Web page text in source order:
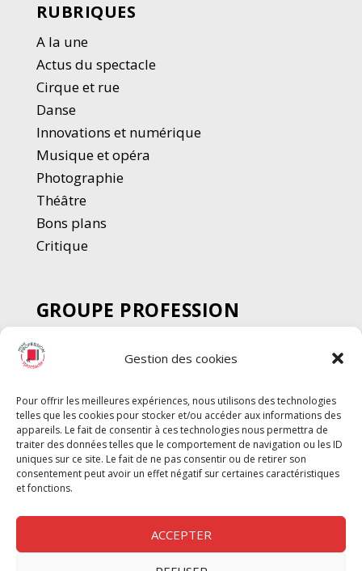
Gestion des cookies
Pour offrir les meilleures expériences, nous utilisons des technologies
telles que les cookies pour stocker et/ou accéder aux informations des
appareils. Le fait de consentir à ces technologies nous permettra de
traiter des données telles que le comportement de navigation ou les ID
uniques sur ce site. Le fait de ne pas consentir ou de retirer son
consentement peut avoir un effet négatif sur certaines caractéristiques
et fonctions.
ACCEPTER
RUBRIQUES
A la une
Actus du spectacle
Cirque et rue
Danse
Innovations et numérique
Musique et opéra
Photographie
Théâtre
Bons plans
Critique
GROUPE PROFESSION
SPECTACLE
Chèque Intermittents
Chèque Compta
Chèque Emploi Spectacle
G-Pods
Profession Audio-visuel